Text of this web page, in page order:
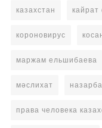
казахстан
короновирус
маржам ельшибаева
мәслихат
права человека